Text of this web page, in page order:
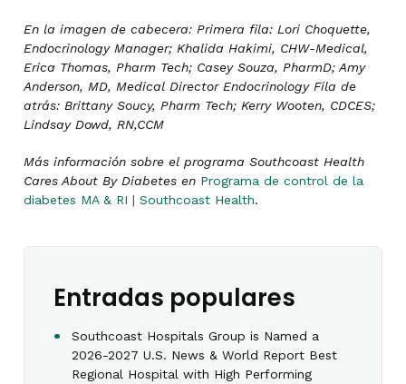
En la imagen de cabecera: Primera fila: Lori Choquette,
Endocrinology Manager; Khalida Hakimi, CHW-Medical,
Erica Thomas, Pharm Tech; Casey Souza, PharmD; Amy
Anderson, MD, Medical Director Endocrinology Fila de
atrás: Brittany Soucy, Pharm Tech; Kerry Wooten, CDCES;
Lindsay Dowd, RN,CCM
Más información sobre el programa Southcoast Health
Cares About By Diabetes en Programa de control de la
diabetes MA & RI | Southcoast Health.
Entradas populares
Southcoast Hospitals Group is Named a
2026-2027 U.S. News & World Report Best
Regional Hospital with High Performing